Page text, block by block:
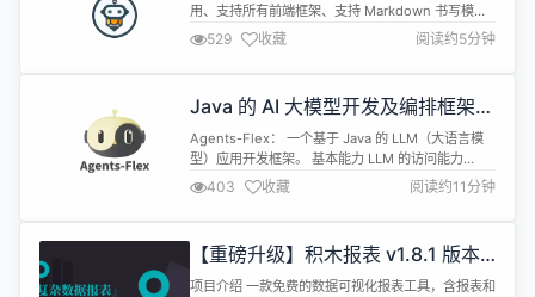
用、支持所有前端框架、支持 Markdown 书写模式
什么是 AIEditor AiEditor 是一个面向 AI 的下一代富
文本编辑器，她基于 Web Component，因此支持
Layui、Vue、React、Angular 等几乎任何前端框
529 收藏 阅读约5分钟
Java 的 AI 大模型开发及编排框架，
Agents-Flex beta.10 发布
Agents-Flex： 一个基于 Java 的 LLM（大语言模
型）应用开发框架。 基本能力 LLM 的访问能力
Prompt、Prompt Template 定义加载的能力
Function Calling 定义、调用和执行等能力 记忆的
能力（Memory） Embedding Vector Store 文档
403 收藏 阅读约11分钟
【重磅升级】积木报表 v1.8.1 版本
发布，支持填报功能
项目介绍 一款免费的数据可视化报表工具，含报表和